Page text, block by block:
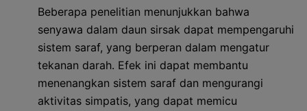
Beberapa penelitian menunjukkan bahwa
senyawa dalam daun sirsak dapat mempengaruhi
sistem saraf, yang berperan dalam mengatur
tekanan darah. Efek ini dapat membantu
menenangkan sistem saraf dan mengurangi
aktivitas simpatis, yang dapat memicu